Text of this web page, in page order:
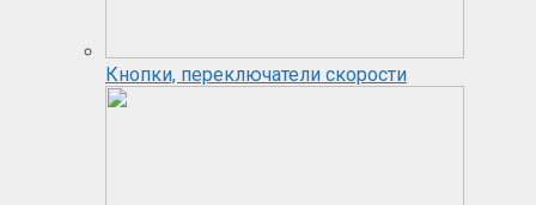
Кнопки, переключатели скорости